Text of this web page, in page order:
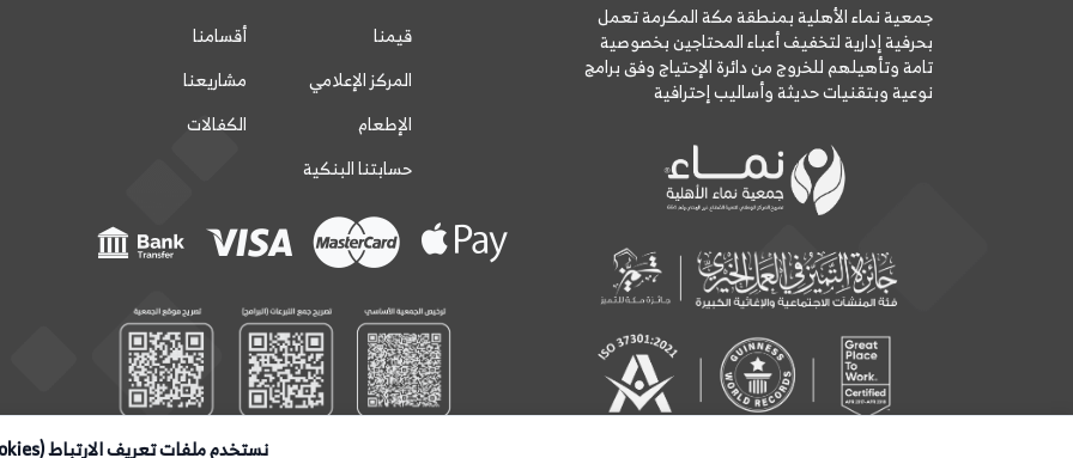
جمعية نماء الأهلية بمنطقة مكة المكرمة تعمل
بحرفية إدارية لتخفيف أعباء المحتاجين بخصوصية
تامة وتأهيلهم للخروج من دائرة الإحتياج وفق برامج
نوعية وبتقنيات حديثة وأساليب إحترافية
قيمنا
أقسامنا
المركز الإعلامي
مشاريعنا
الإطعام
الكفالات
حسابتنا البنكية
نستخدم ملفات تعريف الارتباط (Cookies)